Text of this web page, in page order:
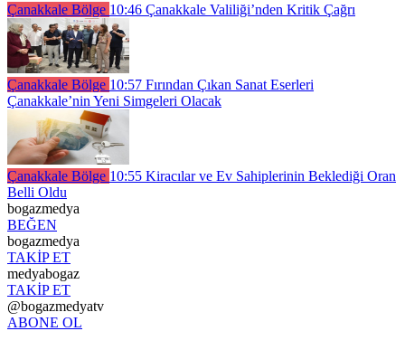
Çanakkale Bölge 10:46 Çanakkale Valiliği’nden Kritik Çağrı
Çanakkale Bölge 10:57 Fırından Çıkan Sanat Eserleri
Çanakkale’nin Yeni Simgeleri Olacak
Çanakkale Bölge 10:55 Kiracılar ve Ev Sahiplerinin Beklediği Oran
Belli Oldu
bogazmedya
BEĞEN
bogazmedya
TAKİP ET
medyabogaz
TAKİP ET
@bogazmedyatv
ABONE OL